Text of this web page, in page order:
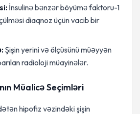
İnsulinə bənzər böyümə faktoru-1
diaqnoz üçün vacib bir
Şişin yerini və ölçüsünü müəyyən
radioloji müayinələr.
Müalicə Seçimləri
hipofiz vəzindəki şişin